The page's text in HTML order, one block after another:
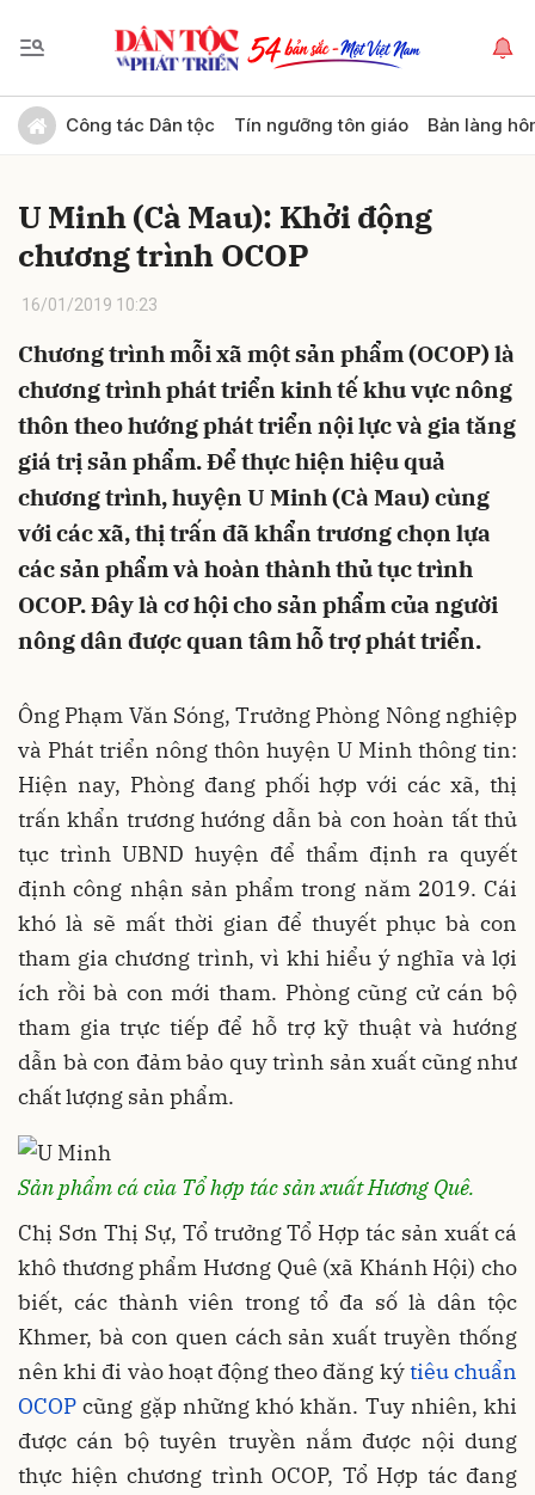
Công tác Dân tộc Tín ngưỡng tôn giáo Bản làng
U Minh (Cà Mau): Khởi động
chương trình OCOP
16/01/2019 10:23
Chương trình mỗi xã một sản phẩm (OCOP) là
chương trình phát triển kinh tế khu vực nông
thôn theo hướng phát triển nội lực và gia tăng
giá trị sản phẩm. Để thực hiện hiệu quả
chương trình, huyện U Minh (Cà Mau) cùng
với các xã, thị trấn đã khẩn trương chọn lựa
các sản phẩm và hoàn thành thủ tục trình
OCOP. Đây là cơ hội cho sản phẩm của người
nông dân được quan tâm hỗ trợ phát triển.
Ông Phạm Văn Sóng, Trưởng Phòng Nông nghiệp
và Phát triển nông thôn huyện U Minh thông tin:
Hiện nay, Phòng đang phối hợp với các xã, thị
trấn khẩn trương hướng dẫn bà con hoàn tất thủ
tục trình UBND huyện để thẩm định ra quyết
định công nhận sản phẩm trong năm 2019. Cái
khó là sẽ mất thời gian để thuyết phục bà con
tham gia chương trình, vì khi hiểu ý nghĩa và lợi
ích rồi bà con mới tham. Phòng cũng cử cán bộ
tham gia trực tiếp để hỗ trợ kỹ thuật và hướng
dẫn bà con đảm bảo quy trình sản xuất cũng như
chất lượng sản phẩm.
Sản phẩm cá của Tổ hợp tác sản xuất Hương Quê.
Chị Sơn Thị Sự, Tổ trưởng Tổ Hợp tác sản xuất cá
khô thương phẩm Hương Quê (xã Khánh Hội) cho
biết, các thành viên trong tổ đa số là dân tộc
Khmer, bà con quen cách sản xuất truyền thống
nên khi đi vào hoạt động theo đăng kýtiêu chuẩn
OCOPcũng gặp những khó khăn. Tuy nhiên, khi
được cán bộ tuyên truyền nắm được nội dung
thực hiện chương trình OCOP, Tổ Hợp tác đang
Gửi bình luận
Hủy Gửi